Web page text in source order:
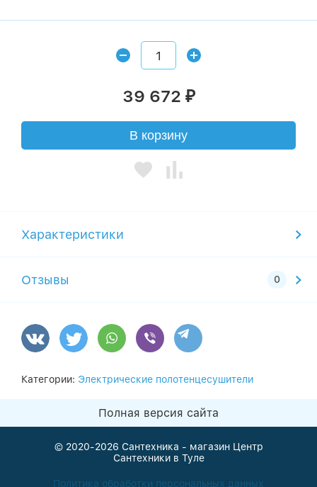
39 672 ₽
В корзину
Характеристики
Отзывы
Категории: Электрические полотенцесушители
Полная версия сайта
© 2020-2026 Сантехника - магазин Центр
Сантехники в Туле
Политика обработки персональных данных